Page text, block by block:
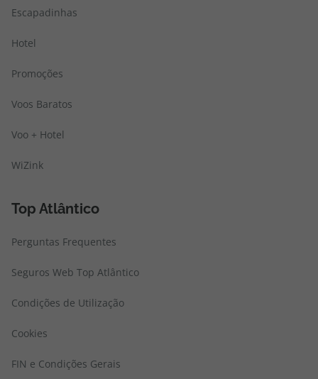
Escapadinhas
Hotel
Promoções
Voos Baratos
Voo + Hotel
WiZink
Top Atlântico
Perguntas Frequentes
Seguros Web Top Atlântico
Condições de Utilização
Cookies
FIN e Condições Gerais